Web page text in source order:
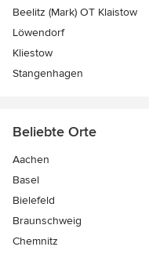
Beelitz (Mark) OT Klaistow
Löwendorf
Kliestow
Stangenhagen
Beliebte Orte
Aachen
Basel
Bielefeld
Braunschweig
Chemnitz